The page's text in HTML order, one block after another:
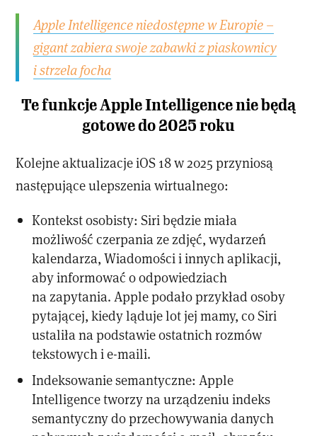
Apple Intelligence niedostępne w Europie –
gigant zabiera swoje zabawki z piaskownicy
i strzela focha
Te funkcje Apple Intelligence nie będą
gotowe do 2025 roku
Kolejne aktualizacje iOS 18 w 2025 przyniosą
następujące ulepszenia wirtualnego:
Kontekst osobisty: Siri będzie miała
możliwość czerpania ze zdjęć, wydarzeń
kalendarza, Wiadomości i innych aplikacji,
aby informować o odpowiedziach
na zapytania. Apple podało przykład osoby
pytającej, kiedy ląduje lot jej mamy, co Siri
ustaliła na podstawie ostatnich rozmów
tekstowych i e-maili.
Indeksowanie semantyczne: Apple
Intelligence tworzy na urządzeniu indeks
semantyczny do przechowywania danych